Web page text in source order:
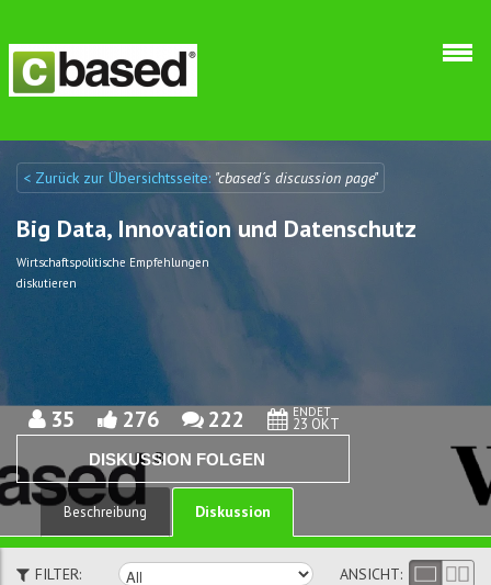
Discuto
Discuto
< Zurück zur Übersichtsseite: "cbased´s discussion page"
Big Data, Innovation und Datenschutz
Wirtschaftspolitische Empfehlungen
diskutieren
35 276 222 ENDET
23 OKT
DISKUSSION FOLGEN
Beschreibung Diskussion
FILTER: ANSICHT: